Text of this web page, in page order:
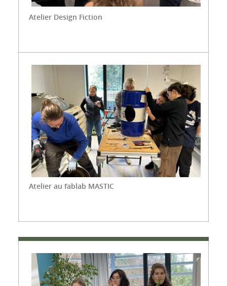
Atelier Design Fiction
Atelier au fablab MASTIC